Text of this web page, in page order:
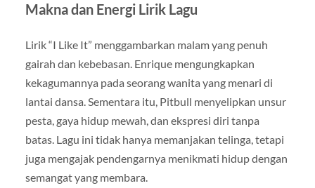
Makna dan Energi Lirik Lagu
Lirik “I Like It” menggambarkan malam yang penuh
gairah dan kebebasan. Enrique mengungkapkan
kekagumannya pada seorang wanita yang menari di
lantai dansa. Sementara itu, Pitbull menyelipkan unsur
pesta, gaya hidup mewah, dan ekspresi diri tanpa
batas. Lagu ini tidak hanya memanjakan telinga, tetapi
juga mengajak pendengarnya menikmati hidup dengan
semangat yang membara.